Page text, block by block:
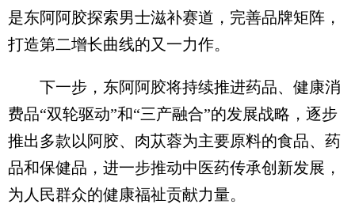
是东阿阿胶探索男士滋补赛道，完善品牌矩阵，
打造第二增长曲线的又一力作。
下一步，东阿阿胶将持续推进药品、健康消
费品“双轮驱动”和“三产融合”的发展战略，逐步
推出多款以阿胶、肉苁蓉为主要原料的食品、药
品和保健品，进一步推动中医药传承创新发展，
为人民群众的健康福祉贡献力量。